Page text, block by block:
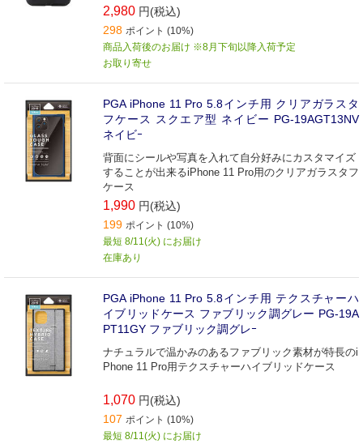
2,980 円(税込)
298 ポイント (10%)
商品入荷後のお届け ※8月下旬以降入荷予定
お取り寄せ
PGA iPhone 11 Pro 5.8インチ用 クリアガラスタ
フケース スクエア型 ネイビー PG-19AGT13NV
ネイビｰ
背面にシールや写真を入れて自分好みにカスタマイズ
することが出来るiPhone 11 Pro用のクリアガラスタフ
ケース
1,990 円(税込)
199 ポイント (10%)
最短 8/11(火) にお届け
在庫あり
PGA iPhone 11 Pro 5.8インチ用 テクスチャーハ
イブリッドケース ファブリック調グレー PG-19A
PT11GY ファブリック調グレｰ
ナチュラルで温かみのあるファブリック素材が特長のi
Phone 11 Pro用テクスチャーハイブリッドケース
1,070 円(税込)
107 ポイント (10%)
最短 8/11(火) にお届け